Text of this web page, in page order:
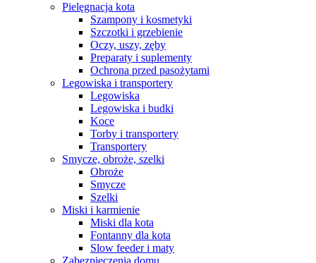
Pielęgnacja kota
Szampony i kosmetyki
Szczotki i grzebienie
Oczy, uszy, zęby
Preparaty i suplementy
Ochrona przed pasożytami
Legowiska i transportery
Legowiska
Legowiska i budki
Koce
Torby i transportery
Transportery
Smycze, obroże, szelki
Obroże
Smycze
Szelki
Miski i karmienie
Miski dla kota
Fontanny dla kota
Slow feeder i maty